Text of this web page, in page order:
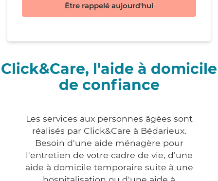
Être rappelé aujourd'hui
Click&Care, l'aide à domicile
de confiance
Les services aux personnes âgées sont
réalisés par Click&Care à Bédarieux.
Besoin d'une aide ménagère pour
l'entretien de votre cadre de vie, d'une
aide à domicile temporaire suite à une